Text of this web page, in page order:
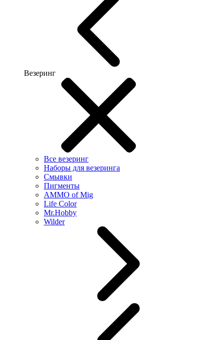
Везеринг
Все везеринг
Наборы для везеринга
Смывки
Пигменты
AMMO of Mig
Life Color
Mr.Hobby
Wilder